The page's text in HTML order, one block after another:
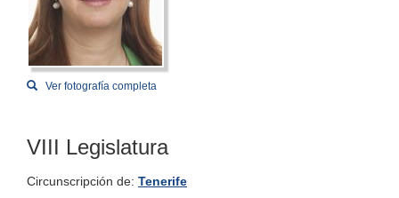
Ver fotografía completa
VIII Legislatura
Circunscripción de: Tenerife